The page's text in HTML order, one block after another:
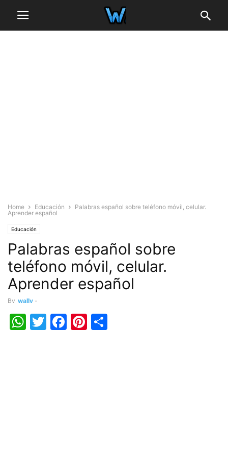
Home Educación
Palabras español sobre teléfono móvil, celular.
Aprender español
Educación
Palabras español sobre
teléfono móvil, celular.
Aprender español
By wally -
WhatsApp
Twitter
Facebook
Pinterest